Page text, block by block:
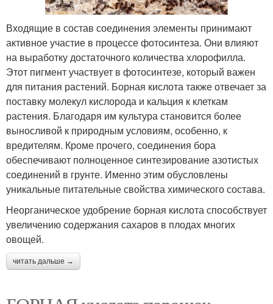
Входящие в состав соединения элементы принимают
активное участие в процессе фотосинтеза. Они влияют
на выработку достаточного количества хлорофилла.
Этот пигмент участвует в фотосинтезе, который важен
для питания растений. Борная кислота также отвечает за
поставку молекул кислорода и кальция к клеткам
растения. Благодаря им культура становится более
выносливой к природным условиям, особенно, к
вредителям. Кроме прочего, соединения бора
обеспечивают полноценное синтезирование азотистых
соединений в грунте. Именно этим обусловлены
уникальные питательные свойства химического состава.
Неорганическое удобрение борная кислота способствует
увеличению содержания сахаров в плодах многих
овощей.
читать дальше →